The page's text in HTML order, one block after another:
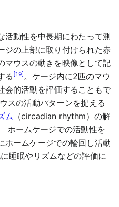
動性を中長期にわたって測
ジの上部に取り付けられた赤
マウスの動きを映像として記
る [19] 。ケージ内に2匹のマウ
会的活動を評価することもで
スの活動パターンを捉える
ム （circadian rhythm）の解
ホームケージでの活動性を
ホームケージでの輪回し活動
睡眠やリズムなどの評価に